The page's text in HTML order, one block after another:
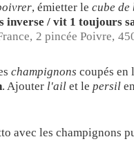
, émietter lecube
inverse / vit 1 toujours
2 pincée Poivre,
champignonscoupés en
. Ajouter l'ailet lepersil
avec les champignons